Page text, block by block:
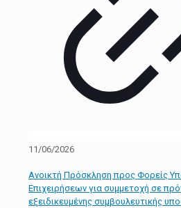
11/06/2026
Ανοικτή Πρόσκληση προς Φορείς
Επιχειρήσεων για συμμετοχή σε
εξειδικευμένης συμβουλευτικής